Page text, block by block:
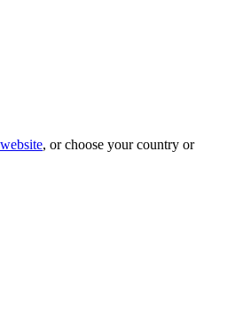
, or choose your country or